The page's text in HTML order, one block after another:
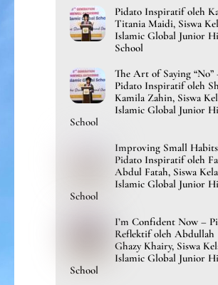
Pidato Inspiratif oleh
Titania Maidi, Siswa
Islamic Global Junior
School
The Art of Saying
Pidato Inspiratif oleh
Kamila Zahin, Siswa
Islamic Global Junior
School
Improving Small
Pidato Inspiratif oleh
Abdul Fatah, Siswa
Islamic Global Junior
School
I’m Confident Now –
Reflektif oleh Abdullah
Ghazy Khairy, Siswa
Islamic Global Junior
School